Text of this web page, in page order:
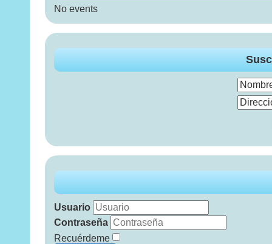
No events
Usuario
Contraseña
Recuérdeme